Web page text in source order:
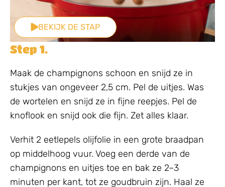
BEKIJK DE STAP
Step 1.
Maak de champignons schoon en snijd ze in
stukjes van ongeveer 2,5 cm. Pel de uitjes. Was
de wortelen en snijd ze in fijne reepjes. Pel de
knoflook en snijd ook die fijn. Zet alles klaar.
Verhit 2 eetlepels olijfolie in een grote braadpan
op middelhoog vuur. Voeg een derde van de
champignons en uitjes toe en bak ze 2–3
minuten per kant, tot ze goudbruin zijn. Haal ze